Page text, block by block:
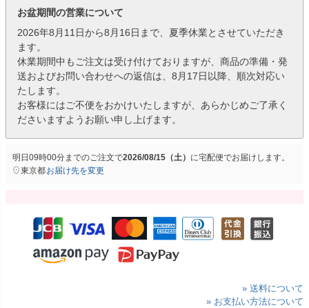
お盆期間の営業について
2026年8月11日から8月16日まで、夏季休業とさせていただき
ます。
休業期間中もご注文は受け付けておりますが、商品の準備・発
送およびお問い合わせへの返信は、8月17日以降、順次対応い
たします。
お客様にはご不便をおかけいたしますが、あらかじめご了承く
ださいますようお願い申し上げます。
明日09時00分までのご注文で2026/08/15（土） に宅配便でお届けします。
東京都お届け先を変更
» 送料について
» お支払い方法について